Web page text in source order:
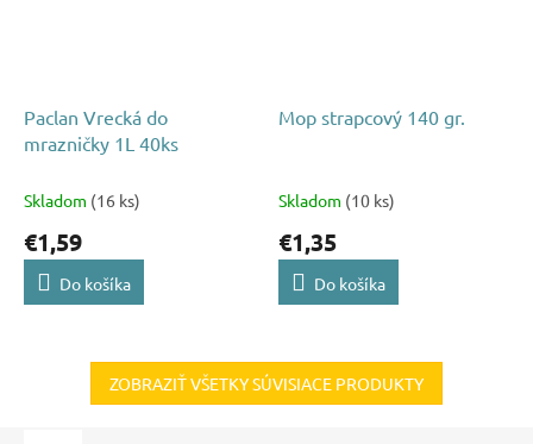
Paclan Vrecká do
mrazničky 1L 40ks
Skladom (16 ks)
€1,59
Do košíka
Mop strapcový 140 gr.
Skladom (10 ks)
€1,35
Do košíka
ZOBRAZIŤ VŠETKY SÚVISIACE PRODUKTY